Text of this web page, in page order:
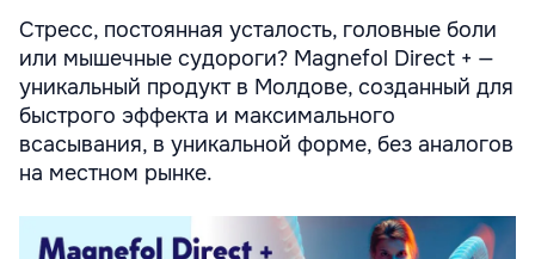
Стресс, постоянная усталость, головные боли
или мышечные судороги? Magnefol Direct + —
уникальный продукт в Молдове, созданный для
быстрого эффекта и максимального
всасывания, в уникальной форме, без аналогов
на местном рынке.